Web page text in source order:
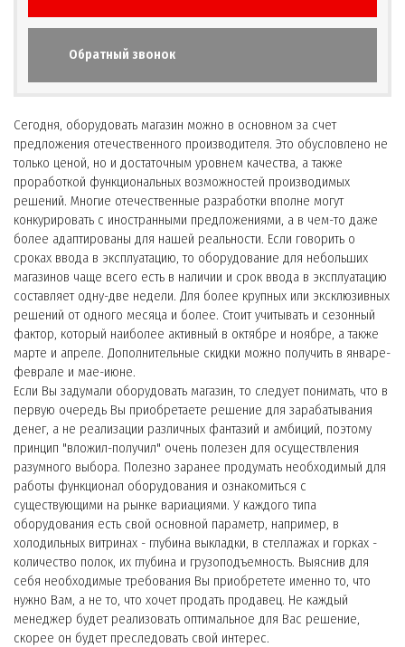
Обратный звонок
Сегодня, оборудовать магазин можно в основном за счет
предложения отечественного производителя. Это обусловлено не
только ценой, но и достаточным уровнем качества, а также
проработкой функциональных возможностей производимых
решений. Многие отечественные разработки вполне могут
конкурировать с иностранными предложениями, а в чем-то даже
более адаптированы для нашей реальности. Если говорить о
сроках ввода в эксплуатацию, то оборудование для небольших
магазинов чаще всего есть в наличии и срок ввода в эксплуатацию
составляет одну-две недели. Для более крупных или эксклюзивных
решений от одного месяца и более. Стоит учитывать и сезонный
фактор, который наиболее активный в октябре и ноябре, а также
марте и апреле. Дополнительные скидки можно получить в январе-
феврале и мае-июне.
Если Вы задумали оборудовать магазин, то следует понимать, что в
первую очередь Вы приобретаете решение для зарабатывания
денег, а не реализации различных фантазий и амбиций, поэтому
принцип "вложил-получил" очень полезен для осуществления
разумного выбора. Полезно заранее продумать необходимый для
работы функционал оборудования и ознакомиться с
существующими на рынке вариациями. У каждого типа
оборудования есть свой основной параметр, например, в
холодильных витринах - глубина выкладки, в стеллажах и горках -
количество полок, их глубина и грузоподъемность. Выяснив для
себя необходимые требования Вы приобретете именно то, что
нужно Вам, а не то, что хочет продать продавец. Не каждый
менеджер будет реализовать оптимальное для Вас решение,
скорее он будет преследовать свой интерес.